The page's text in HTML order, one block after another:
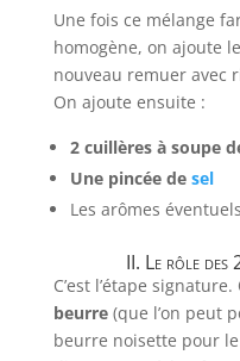
Une fois ce mélange
homogène, on ajoute
nouveau remuer avec
On ajoute ensuite :
2 cuillères à soupe
Une pincée de sel
Les arômes
II. Le rôle des
C’est l’étape
beurre(que l’on peut
beurre noisette pour